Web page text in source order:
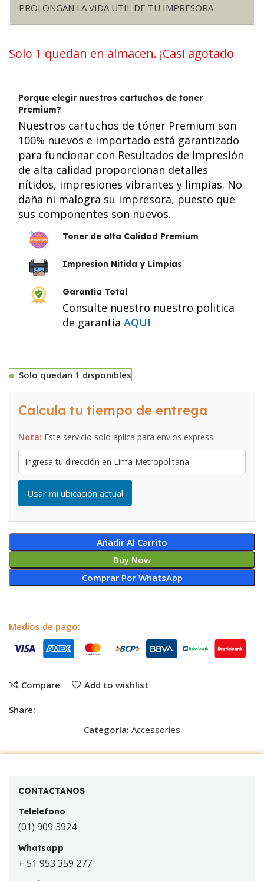
PROLONGAN LA VIDA UTIL DE TU IMPRESORA.
Solo 1 quedan en almacen. ¡Casi agotado
Porque elegir nuestros cartuchos de toner
Premium?
Nuestros cartuchos de tóner Premium son
100% nuevos e importado está garantizado
para funcionar con Resultados de impresión
de alta calidad proporcionan detalles
nítidos, impresiones vibrantes y limpias. No
daña ni malogra su impresora, puesto que
sus componentes son nuevos.
Toner de alta Calidad Premium
Impresion Nitida y Limpias
Garantia Total
Consulte nuestro nuestro politica
de garantia AQUI
Solo quedan 1 disponibles
Calcula tu tiempo de entrega
Nota: Este servicio solo aplica para envíos express.
Usar mi ubicación actual
Añadir Al Carrito
Buy Now
Comprar Por WhatsApp
Medios de pago:
Compare Add to wishlist
Share:
Categoría: Accessories
CONTACTANOS
Telelefono
(01) 909 3924
Whatsapp
+ 51 953 359 277